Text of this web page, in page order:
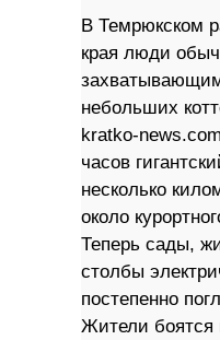
В Темрюкском
края люди
небольших
kratko-
часов
несколько
около
Теперь сады,
столбы
постепенно
Жители боятся